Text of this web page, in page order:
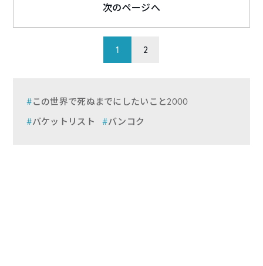
1 2
次のページへ
この世界で死ぬまでにしたいこと2000
バケットリスト
バンコク